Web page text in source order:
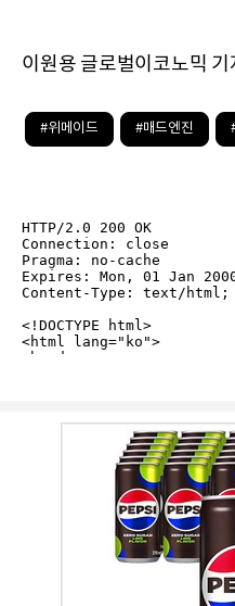
이원용 글로벌이코노믹
#위메이드 #매드엔진